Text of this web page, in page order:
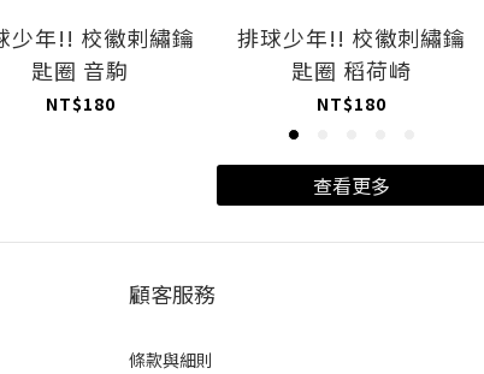
少年!! 校徽剌繡鑰
匙圈 音駒
NT$180
排球少年!! 校徽刺繡鑰
匙圈 稻荷崎
NT$180
查看更多
顧客服務
條款與細則